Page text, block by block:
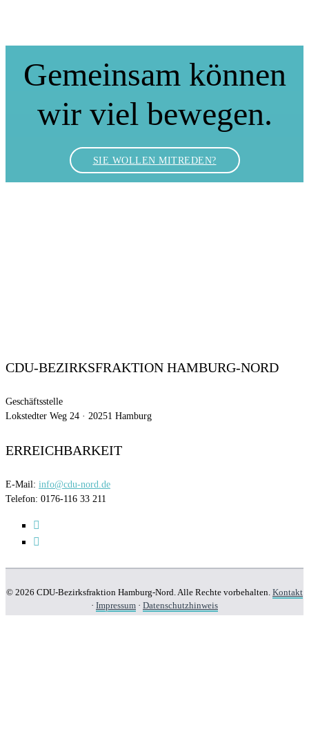
Gemeinsam können
wir viel bewegen.
SIE WOLLEN MITREDEN?
CDU-BEZIRKSFRAKTION HAMBURG-NORD
Geschäftsstelle
Lokstedter Weg 24 · 20251 Hamburg
ERREICHBARKEIT
E-Mail: info@cdu-nord.de
Telefon: 0176-116 33 211
© 2026 CDU-Bezirksfraktion Hamburg-Nord. Alle Rechte vorbehalten. Kontakt
· Impressum · Datenschutzhinweis